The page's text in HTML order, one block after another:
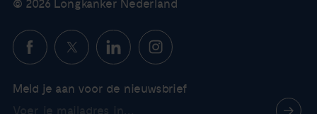
© 2026 Longkanker Nederland
Meld je aan voor de nieuwsbrief